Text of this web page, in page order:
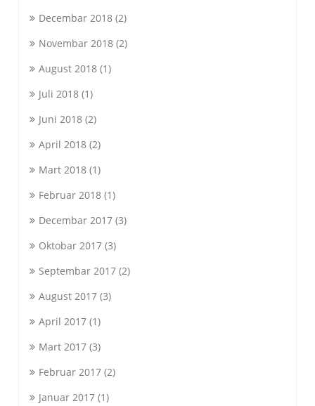
Decembar 2018(2)
Novembar 2018(2)
August 2018(1)
Juli 2018(1)
Juni 2018(2)
April 2018(2)
Mart 2018(1)
Februar 2018(1)
Decembar 2017(3)
Oktobar 2017(3)
Septembar 2017(2)
August 2017(3)
April 2017(1)
Mart 2017(3)
Februar 2017(2)
Januar 2017(1)